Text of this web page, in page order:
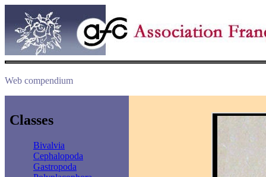
Web compendium
Classes
Bivalvia
Cephalopoda
Gastropoda